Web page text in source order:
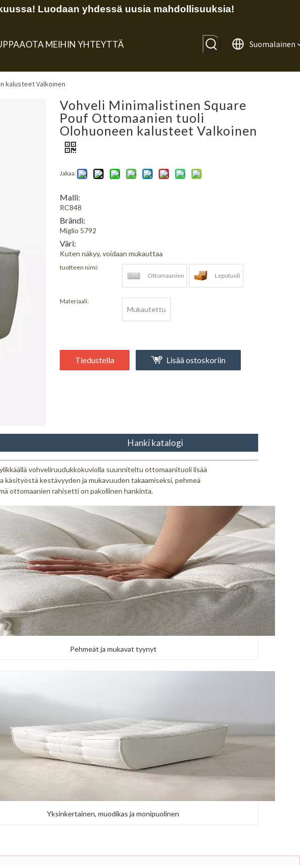
Luodaan yhdessä uusia mahdollisuuksia!
OTA MEIHIN YHTEYTTÄ Suomalainen
kalusteet Valkoinen
Vohveli Minimalistinen Square
Pouf Ottomaanien tuoli
Olohuoneen kalusteet Valkoinen
Jakaa:
Malli:
RC848
Brändi:
Miglio 5792
Väri:
Kuten näkyy, voidaan mukauttaa
tuotteen nimi:
Ottomaanien
Lepotuoli
Materiaali:
Mukautettu
Tiedustella Lisää ostoskoriin
Hanki katalogi
vohveliruudukkokuviolla suunniteltu ottomaanituoli lisää
kestävyyden ja mukavuuden takaamiseksi, pehmeä
ottomaanien rahisetti on pakollinen hankinta.
Pehmeät ja mukavat tyynyt
Yksinkertainen, muodikas ja monipuolinen